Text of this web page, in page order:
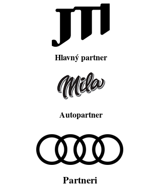
Hlavný partner
Autopartner
Partneri